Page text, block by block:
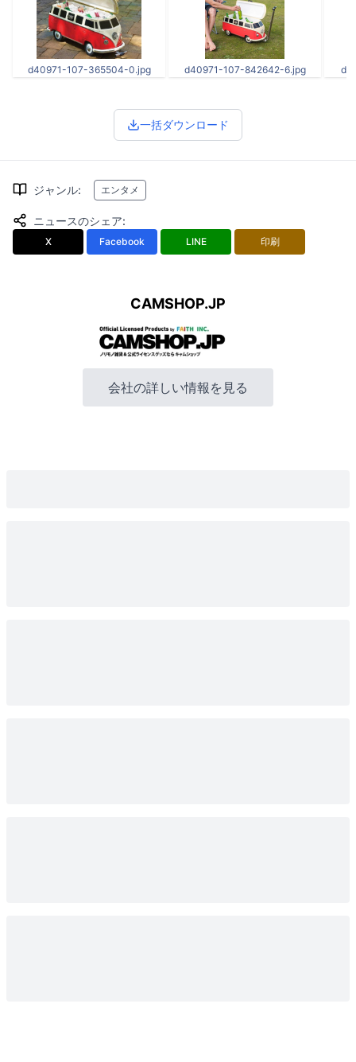
d40971-107-365504-0.jpg d40971-107-842642-6.jpg
一括ダウンロード
ジャンル: エンタメ
ニュースのシェア:
X Facebook LINE 印刷
CAMSHOP.JP
会社の詳しい情報を見る